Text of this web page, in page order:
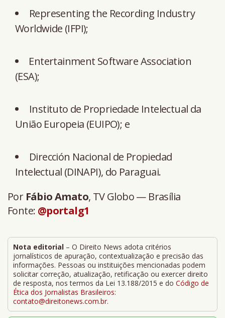
Representing the Recording Industry
Worldwide (IFPI);
⁠Entertainment Software Association
(ESA);
Instituto de Propriedade Intelectual da
União Europeia (EUIPO); e
Dirección Nacional de Propiedad
Intelectual (DINAPI), do Paraguai.
Por Fábio Amato, TV Globo — Brasília
Fonte: @portalg1
Nota editorial – O Direito News adota critérios
jornalísticos de apuração, contextualização e precisão das
informações. Pessoas ou instituições mencionadas podem
solicitar correção, atualização, retificação ou exercer direito
de resposta, nos termos da Lei 13.188/2015 e do Código de
Ética dos Jornalistas Brasileiros:
contato@direitonews.com.br.